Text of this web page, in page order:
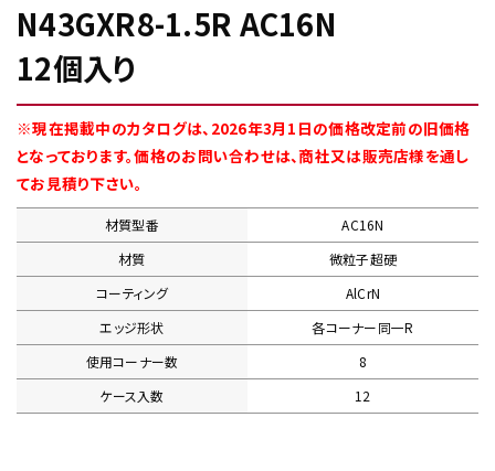
生産終了品
N43GXR8-1.5R AC16N
12個入り
※現在掲載中のカタログは、2026年3月1日の価格改定前の旧価格
となっております。価格のお問い合わせは、商社又は販売店様を通し
てお見積り下さい。
材質型番
AC16N
材質
微粒子超硬
コーティング
AlCrN
エッジ形状
各コーナー同一R
使用コーナー数
8
ケース入数
12